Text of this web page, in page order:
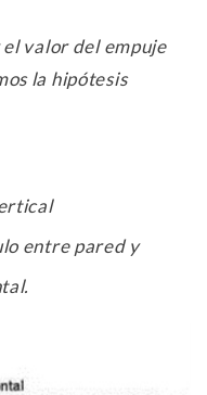
valor del empuje
la hipótesis
entre pared y